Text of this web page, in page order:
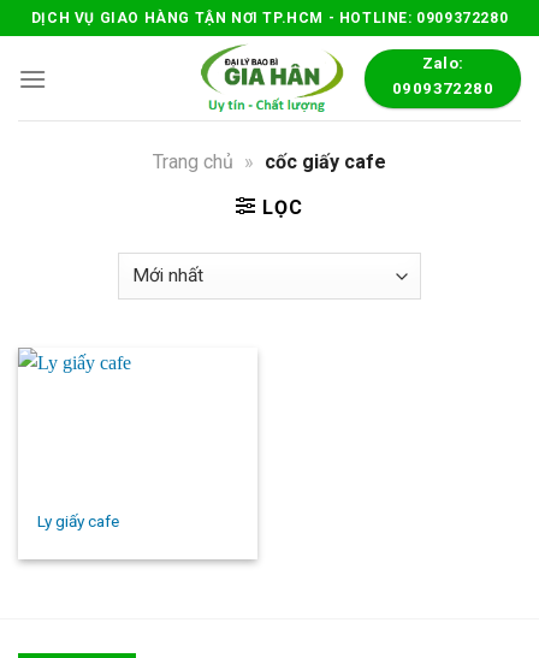
Skip
to
content
DỊCH VỤ GIAO HÀNG TẬN NƠI TP.HCM - HOTLINE: 0909372280
Zalo:
0909372280
Trang chủ » cốc giấy cafe
LỌC
Ly giấy cafe